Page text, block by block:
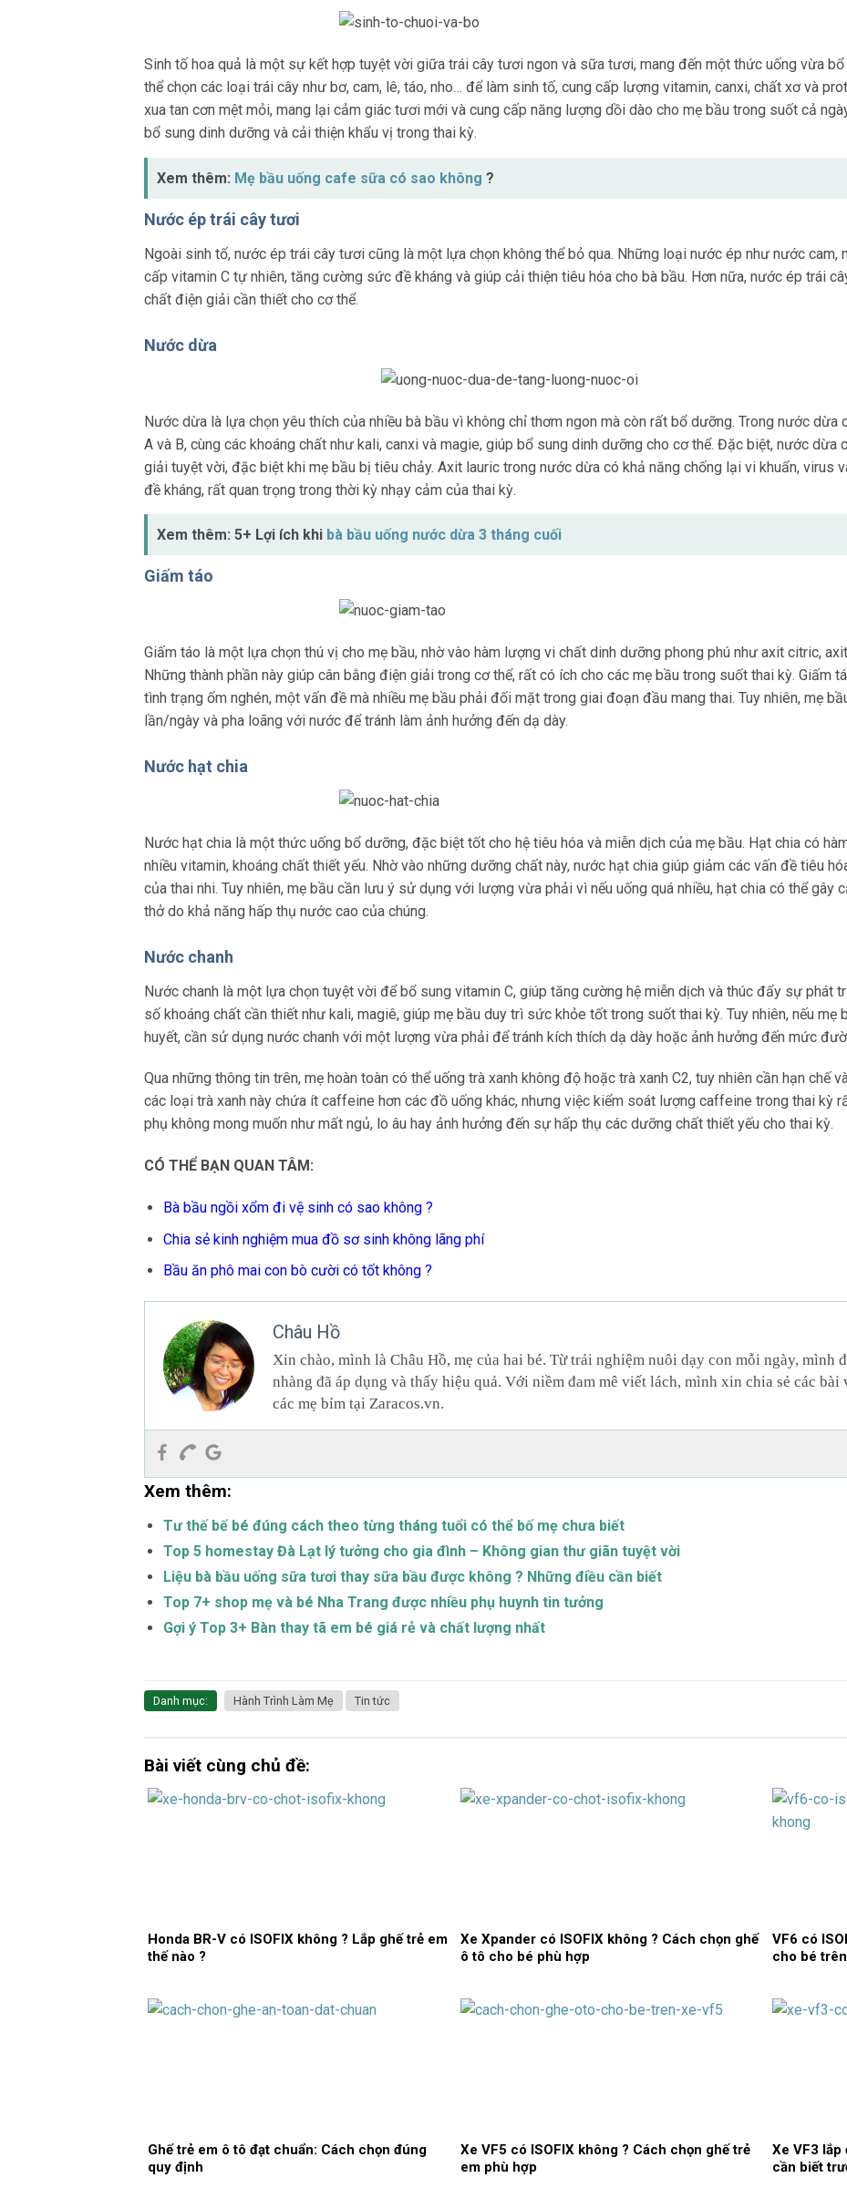
Sinh tố hoa quả là một sự kết hợp tuyệt vời giữa trái cây tươi ngon và sữa tươi, mang đến một thức uống vừa
thể chọn các loại trái cây như bơ, cam, lê, táo, nho… để làm sinh tố, cung cấp lượng vitamin, canxi, chất xơ và
xua tan cơn mệt mỏi, mang lại cảm giác tươi mới và cung cấp năng lượng dồi dào cho mẹ bầu trong suốt cả
bổ sung dinh dưỡng và cải thiện khẩu vị trong thai kỳ.
Xem thêm: Mẹ bầu uống cafe sữa có sao không ?
Nước ép trái cây tươi
Ngoài sinh tố, nước ép trái cây tươi cũng là một lựa chọn không thể bỏ qua. Những loại nước ép như nước cam,
cấp vitamin C tự nhiên, tăng cường sức đề kháng và giúp cải thiện tiêu hóa cho bà bầu. Hơn nữa, nước ép trái
chất điện giải cần thiết cho cơ thể.
Nước dừa
Nước dừa là lựa chọn yêu thích của nhiều bà bầu vì không chỉ thơm ngon mà còn rất bổ dưỡng. Trong nước dừa
A và B, cùng các khoáng chất như kali, canxi và magie, giúp bổ sung dinh dưỡng cho cơ thể. Đặc biệt, nước dừa
giải tuyệt vời, đặc biệt khi mẹ bầu bị tiêu chảy. Axit lauric trong nước dừa có khả năng chống lại vi khuẩn, virus
đề kháng, rất quan trọng trong thời kỳ nhạy cảm của thai kỳ.
Xem thêm: 5+ Lợi ích khi bà bầu uống nước dừa 3 tháng cuối
Giấm táo
Giấm táo là một lựa chọn thú vị cho mẹ bầu, nhờ vào hàm lượng vi chất dinh dưỡng phong phú như axit citric,
Những thành phần này giúp cân bằng điện giải trong cơ thể, rất có ích cho các mẹ bầu trong suốt thai kỳ. Giấm
tình trạng ốm nghén, một vấn đề mà nhiều mẹ bầu phải đối mặt trong giai đoạn đầu mang thai. Tuy nhiên, mẹ
lần/ngày và pha loãng với nước để tránh làm ảnh hưởng đến dạ dày.
Nước hạt chia
Nước hạt chia là một thức uống bổ dưỡng, đặc biệt tốt cho hệ tiêu hóa và miễn dịch của mẹ bầu. Hạt chia có
nhiều vitamin, khoáng chất thiết yếu. Nhờ vào những dưỡng chất này, nước hạt chia giúp giảm các vấn đề tiêu
của thai nhi. Tuy nhiên, mẹ bầu cần lưu ý sử dụng với lượng vừa phải vì nếu uống quá nhiều, hạt chia có thể gây
thở do khả năng hấp thụ nước cao của chúng.
Nước chanh
Nước chanh là một lựa chọn tuyệt vời để bổ sung vitamin C, giúp tăng cường hệ miễn dịch và thúc đẩy sự phát
số khoáng chất cần thiết như kali, magiê, giúp mẹ bầu duy trì sức khỏe tốt trong suốt thai kỳ. Tuy nhiên, nếu
huyết, cần sử dụng nước chanh với một lượng vừa phải để tránh kích thích dạ dày hoặc ảnh hưởng đến mức
Qua những thông tin trên, mẹ hoàn toàn có thể uống trà xanh không độ hoặc trà xanh C2, tuy nhiên cần hạn chế
các loại trà xanh này chứa ít caffeine hơn các đồ uống khác, nhưng việc kiểm soát lượng caffeine trong thai kỳ
phụ không mong muốn như mất ngủ, lo âu hay ảnh hưởng đến sự hấp thụ các dưỡng chất thiết yếu cho thai kỳ.
CÓ THỂ BẠN QUAN TÂM:
Bà bầu ngồi xổm đi vệ sinh có sao không?
Chia sẻ kinh nghiệm mua đồ sơ sinh không lãng phí
Bầu ăn phô mai con bò cười có tốt không?
Châu Hồ
Xin chào, mình là Châu Hồ, mẹ của hai bé. Từ trải nghiệm nuôi dạy con mỗi ngày, mình
nhàng đã áp dụng và thấy hiệu quả. Với niềm đam mê viết lách, mình xin chia sẻ các bài
các mẹ bỉm tại Zaracos.vn.
Xem thêm:
Tư thế bế bé đúng cách theo từng tháng tuổi có thể bố mẹ chưa biết
Top 5 homestay Đà Lạt lý tưởng cho gia đình – Không gian thư giãn tuyệt vời
Liệu bà bầu uống sữa tươi thay sữa bầu được không ? Những điều cần biết
Top 7+ shop mẹ và bé Nha Trang được nhiều phụ huynh tin tưởng
Gợi ý Top 3+ Bàn thay tã em bé giá rẻ và chất lượng nhất
Danh mục: Hành Trình Làm Mẹ Tin tức
Bài viết cùng chủ đề:
Honda BR-V có ISOFIX không ? Lắp ghế trẻ em
thế nào ?
Xe Xpander có ISOFIX không ? Cách chọn ghế
ô tô cho bé phù hợp
VF6 có
cho bé
Ghế trẻ em ô tô đạt chuẩn: Cách chọn đúng
quy định
Xe VF5 có ISOFIX không ? Cách chọn ghế trẻ
em phù hợp
Xe VF3
cần biết